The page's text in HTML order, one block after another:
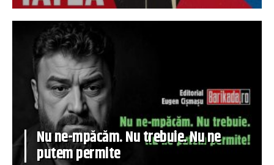
Nu ne-mpăcăm. Nu trebuie. Nu ne
putem permite